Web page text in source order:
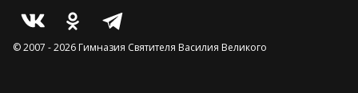
© 2007 -2026 Гимназия Святителя Василия Великого